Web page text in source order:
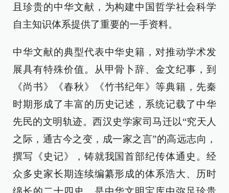
且珍贵的中华文献，为构建中国哲学社会科学
自主知识体系提供了重要的一手资料。
中华文献的典型代表中华史籍，对推动学术发
展具有特殊价值。从甲骨卜辞、金文纪事，到
《尚书》《春秋》《竹书纪年》等典籍，先秦
时期形成了丰富的历史记述，系统记载了中华
先民的文明轨迹。西汉史学家司马迁以“究天人
之际，通古今之变，成一家之言”的高远志向，
撰写《史记》，铸就我国首部纪传体通史。经
众多史家长期连续编纂形成的体系浩大、历时